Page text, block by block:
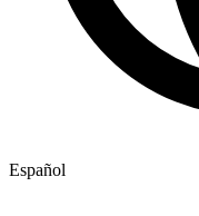
Español